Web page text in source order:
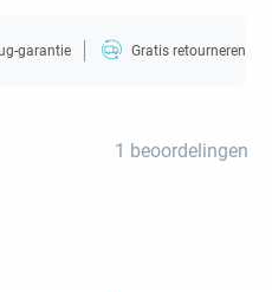
garantie Gratis retourneren
1 beoordelingen